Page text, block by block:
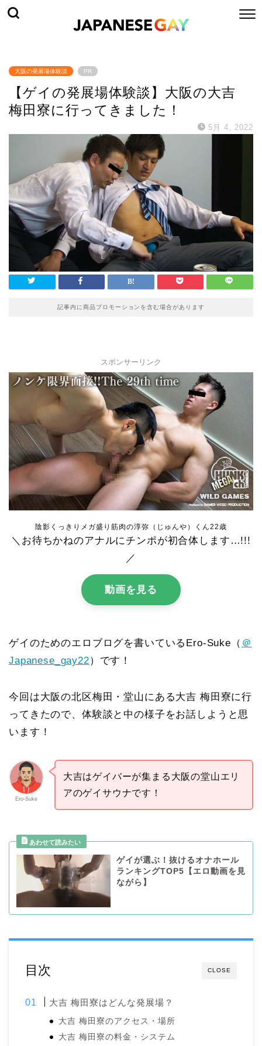
大阪の発展場体験談 PR
【ゲイの発展場体験談】大阪の大吉
梅田寮に行ってきました！
5月 4, 2022
記事内に商品プロモーションを含む場合があります
スポンサーリンク
陰影くっきりメガ盛り筋肉の淳弥（じゅんや）くん22歳
＼お待ちかねのアナルにチンポが初合体します…!!!
／
動画を見る
ゲイのためのエロブログを書いているEro-Suke（ ＠
Japanese_gay22）です！
今回は大阪の北区梅田・堂山にある大吉 梅田寮に行
ってきたので、体験談と中の様子をお話しようと思
います！
Ero-Suke
大吉はゲイバーが集まる大阪の堂山エリ
アのゲイサウナです！
ゲイが選ぶ！抜けるオナホール
ランキングTOP5【エロ動画を見
ながら】
CLOSE
目次
大吉 梅田寮はどんな発展場？
大吉 梅田寮のアクセス・場所
大吉 梅田寮の料金・システム